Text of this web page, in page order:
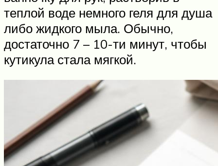
теплой воде немного геля для душа
либо жидкого мыла. Обычно,
достаточно 7 – 10-ти минут, чтобы
кутикула стала мягкой.